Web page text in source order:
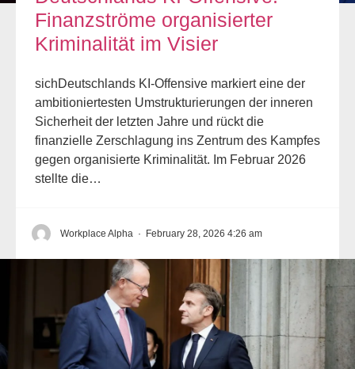
Finanzströme organisierter
Kriminalität im Visier
sichDeutschlands KI-Offensive markiert eine der
ambitioniertesten Umstrukturierungen der inneren
Sicherheit der letzten Jahre und rückt die
finanzielle Zerschlagung ins Zentrum des Kampfes
gegen organisierte Kriminalität. Im Februar 2026
stellte die…
Workplace Alpha · February 28, 2026 4:26 am